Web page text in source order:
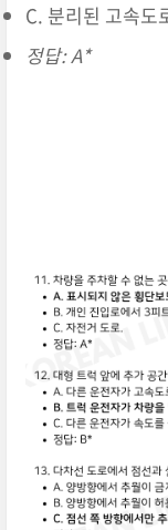
C. 분리된 고속도
정답: A*